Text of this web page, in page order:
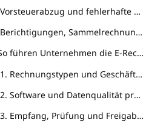
Vorsteuerabzug und fehlerhafte Rechnungen
Berichtigungen, Sammelrechnungen und Verträge
08 So führen Unternehmen die E-Rechnung ein
1. Rechnungstypen und Geschäftspartner erfassen
2. Software und Datenqualität prüfen
3. Empfang, Prüfung und Freigabe organisieren